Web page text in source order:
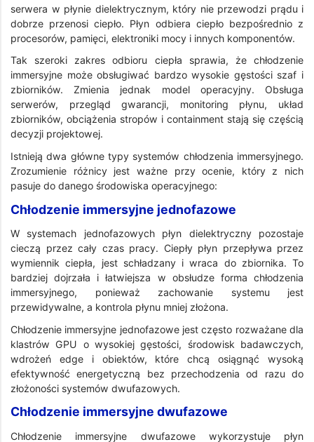
serwera w płynie dielektrycznym, który nie przewodzi prądu i
dobrze przenosi ciepło. Płyn odbiera ciepło bezpośrednio z
procesorów, pamięci, elektroniki mocy i innych komponentów.
Tak szeroki zakres odbioru ciepła sprawia, że chłodzenie
immersyjne może obsługiwać bardzo wysokie gęstości szaf i
zbiorników. Zmienia jednak model operacyjny. Obsługa
serwerów, przegląd gwarancji, monitoring płynu, układ
zbiorników, obciążenia stropów i containment stają się częścią
decyzji projektowej.
Istnieją dwa główne typy systemów chłodzenia immersyjnego.
Zrozumienie różnicy jest ważne przy ocenie, który z nich
pasuje do danego środowiska operacyjnego:
Chłodzenie immersyjne jednofazowe
W systemach jednofazowych płyn dielektryczny pozostaje
cieczą przez cały czas pracy. Ciepły płyn przepływa przez
wymiennik ciepła, jest schładzany i wraca do zbiornika. To
bardziej dojrzała i łatwiejsza w obsłudze forma chłodzenia
immersyjnego, ponieważ zachowanie systemu jest
przewidywalne, a kontrola płynu mniej złożona.
Chłodzenie immersyjne jednofazowe jest często rozważane dla
klastrów GPU o wysokiej gęstości, środowisk badawczych,
wdrożeń edge i obiektów, które chcą osiągnąć wysoką
efektywność energetyczną bez przechodzenia od razu do
złożoności systemów dwufazowych.
Chłodzenie immersyjne dwufazowe
Chłodzenie immersyjne dwufazowe wykorzystuje płyn